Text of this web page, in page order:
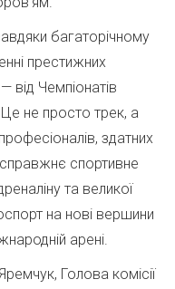
багаторічному
престижних
від Чемпіонатів
не просто трек, а
здатних
спортивне
та великої
на нові вершини
арені.
Голова комісії